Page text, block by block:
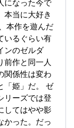
になった今で
本当に大好き
本作を遊んだ
いるぐらい有
ンのゼルダ
前作と同一人
関係性は変わ
「姫」だ。 ゼ
リーズでは登
してはやや影
かった。だっ